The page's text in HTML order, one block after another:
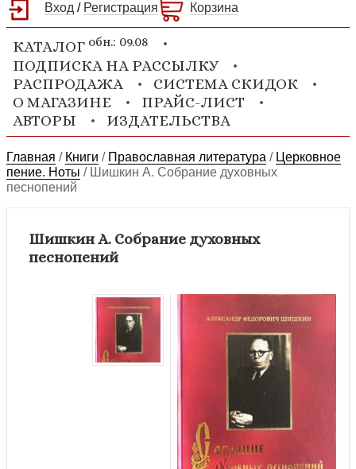
Вход / Регистрация Корзина
КАТАЛОГ обн.: 09.08
ПОДПИСКА НА РАССЫЛКУ
РАСПРОДАЖА
СИСТЕМА СКИДОК
О МАГАЗИНЕ
ПРАЙС-ЛИСТ
АВТОРЫ
ИЗДАТЕЛЬСТВА
Главная / Книги / Православная литература / Церковное
пение. Ноты / Шишкин А. Собрание духовных
песнопений
Шишкин А. Собрание духовных
песнопений